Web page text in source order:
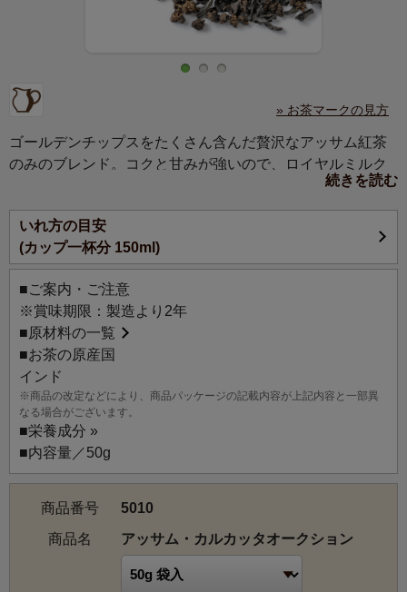
» お茶マークの見方
ゴールデンチップスをたくさん含んだ贅沢なアッサム紅茶
のみのブレンド。コクと甘みが強いので、ロイヤルミルク
ブロークンタイプとCTCタイプのアッサム茶をブレンドし
ています。CTCのもつしっかりしたボディーに、ブローク
ンタイプの甘い香りがうまく調和されています。
続きを読む
いれ方の目安
(カップ一杯分 150ml)
■ご案内・ご注意
※賞味期限：製造より2年
■原材料の一覧
■お茶の原産国
インド
※商品の改定などにより、商品パッケージの記載内容が上記内容と一部異
なる場合がございます。
■栄養成分 »
■内容量／50g
商品番号
5010
商品名
アッサム・カルカッタオークション